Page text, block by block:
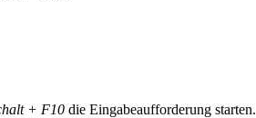
+ F10 die Eingabeaufforderung starten.